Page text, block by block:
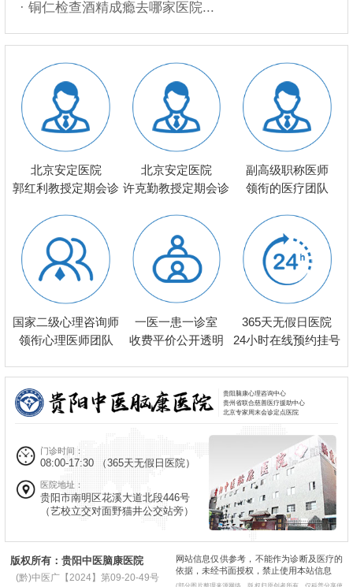
· 铜仁检查酒精成瘾去哪家医院...
北京安定医院
郭红利教授定期会诊
北京安定医院
许克勤教授定期会诊
副高级职称医师
领衔的医疗团队
国家二级心理咨询师
领衔心理医师团队
一医一患一诊室
收费平价公开透明
365天无假日医院
24小时在线预约挂号
贵阳脑康心理咨询中心
贵州省联合慈善医疗援助中心
北京专家周末会诊定点医院
门诊时间：
08:00-17:30 （365天无假日医院）
医院地址：
贵阳市南明区花溪大道北段446号
（艺校立交对面野猫井公交站旁）
版权所有：贵阳中医脑康医院
(黔)中医广【2024】第09-20-49号
网站信息仅供参考，不能作为诊断及医疗的
依据，未经书面授权，禁止使用本站信息